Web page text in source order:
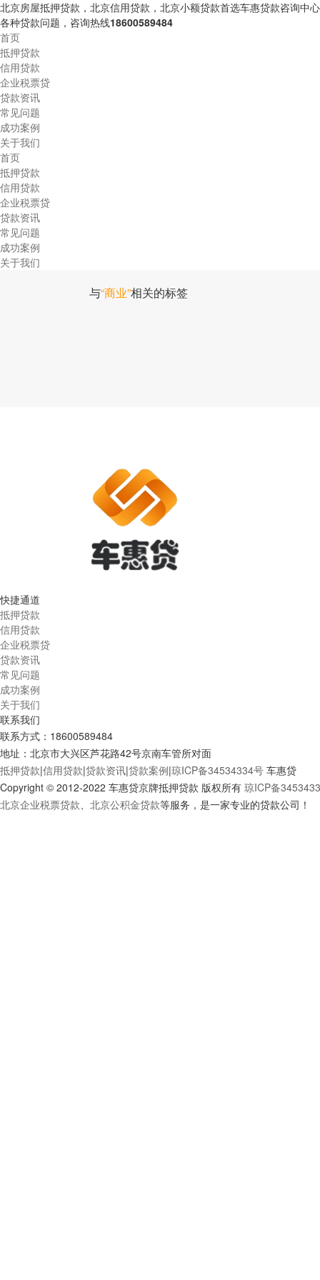
北京房屋抵押贷款，北京信用贷款，北京小额贷款首选车惠贷款咨询中
各种贷款问题，咨询热线18600589484
首页
抵押贷款
信用贷款
企业税票贷
贷款资讯
常见问题
成功案例
关于我们
首页
抵押贷款
信用贷款
企业税票贷
贷款资讯
常见问题
成功案例
关于我们
与“商业”相关的标签
快捷通道
抵押贷款
信用贷款
企业税票贷
贷款资讯
常见问题
成功案例
关于我们
联系我们
联系方式： 18600589484
地址：北京市大兴区芦花路42号京南车管所对面
抵押贷款|信用贷款|贷款资讯|贷款案例|琼ICP备34534334号 车惠贷
Copyright © 2012-2022 车惠贷京牌抵押贷款 版权所有 琼ICP备
北京企业税票贷款、 北京公积金贷款等服务，是一家专业的贷款公司！